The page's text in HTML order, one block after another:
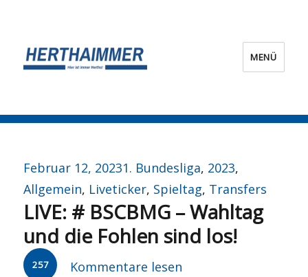
MENÜ
Veröffentlicht
am
Februar 12, 2023Kategorien
1. Bundesliga, 2023,
Allgemein, Liveticker, Spieltag, Transfers
LIVE: # BSCBMG – Wahltag
und die Fohlen sind los!
257
Kommentare lesen